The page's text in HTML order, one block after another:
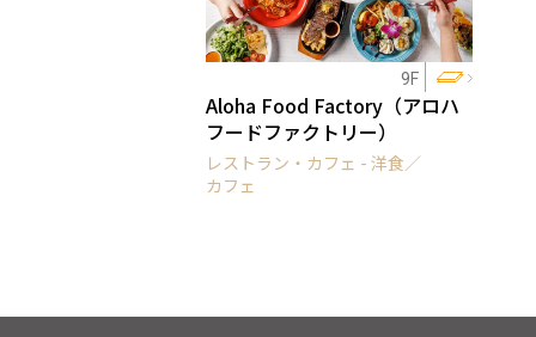
9F
Aloha Food Factory（アロハ
フードファクトリー）
レストラン・カフェ - 洋食／
カフェ